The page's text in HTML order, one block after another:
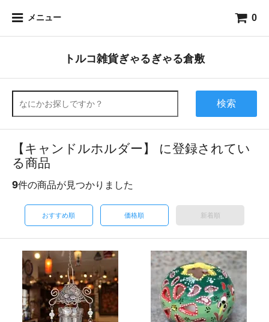
メニュー 0
トルコ雑貨ぎゃるぎゃる倉敷
検索
【キャンドルホルダー】 に登録されてい
る商品
9件の商品が見つかりました
おすすめ順 価格順 新着順